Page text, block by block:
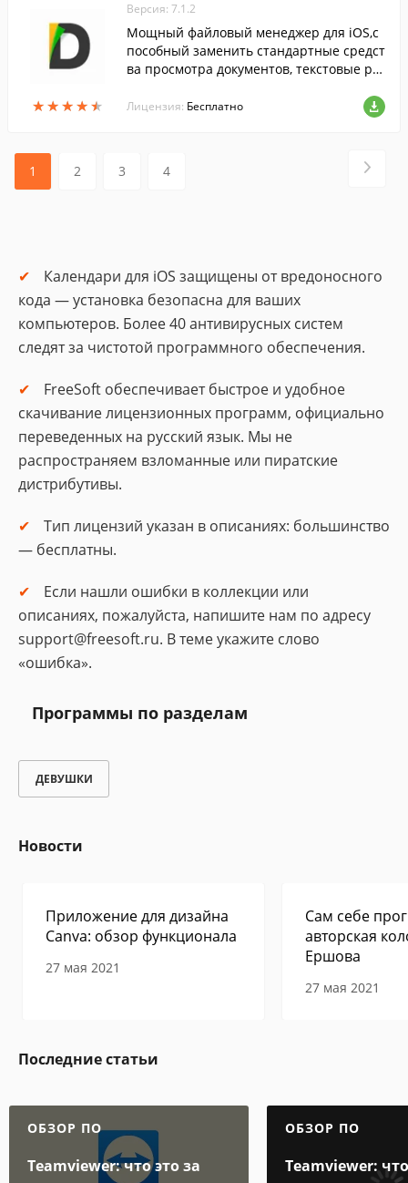
★★★★★
★★★★★
Версия: 7.1.2
Мощный файловый менеджер для iOS,с
пособный заменить стандартные средст
ва просмотра документов, текстовые ре
й .
Лицензия: Бесплатно
1 2 3 4
Календари для iOS защищены от вредоносного
кода — установка безопасна для ваших
компьютеров. Более 40 антивирусных систем
следят за чистотой программного обеспечения.
FreeSoft обеспечивает быстрое и удобное
скачивание лицензионных программ, официально
переведенных на русский язык. Мы не
распространяем взломанные или пиратские
дистрибутивы.
Тип лицензий указан в описаниях: большинство
— бесплатны.
Если нашли ошибки в коллекции или
описаниях, пожалуйста, напишите нам по адресу
support@freesoft.ru. В теме укажите слово
«ошибка».
Программы по разделам
ДЕВУШКИ
Новости
Приложение для дизайна
Canva: обзор функционала
27 мая 2021
Сам себе
авторская
Ершова
27 мая 2021
Последние статьи
ОБЗОР ПО
Teamviewer: что это за
ОБЗОР ПО
Teamviewer: